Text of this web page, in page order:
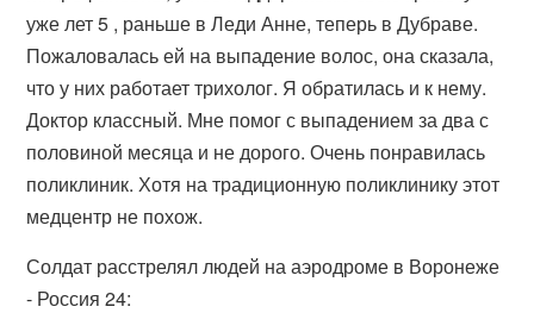
уже лет 5 , раньше в Леди Анне, теперь в Дубраве.
Пожаловалась ей на выпадение волос, она сказала,
что у них работает трихолог. Я обратилась и к нему.
Доктор классный. Мне помог с выпадением за два с
половиной месяца и не дорого. Очень понравилась
поликлиник. Хотя на традиционную поликлинику этот
медцентр не похож.
Солдат расстрелял людей на аэродроме в Воронеже
- Россия 24: